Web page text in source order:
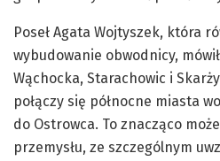
Poseł Agata Wojtyszek, która
wybudowanie obwodnicy,
Wąchocka, Starachowic i
połączy się północne miasta
do Ostrowca. To znacząco
przemysłu, ze szczególnym